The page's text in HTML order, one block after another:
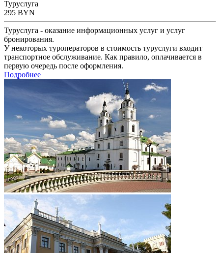
Туруслуга
295 BYN
Туруслуга - оказание информационных услуг и услуг
бронирования.
У некоторых туроператоров в стоимость туруслуги входит
транспортное обслуживание. Как правило, оплачивается в
первую очередь после оформления.
Подробнее